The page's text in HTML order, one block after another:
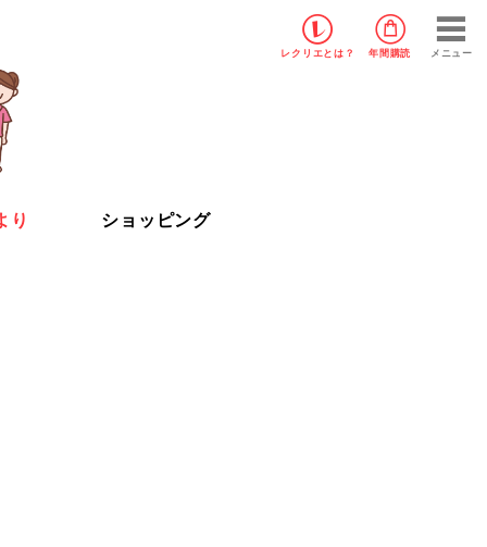
レクリエ とは？ 年間購読 メニュー
り ショッピング